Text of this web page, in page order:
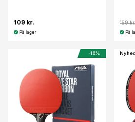
109 kr.
På lager
159 kr.
På
-16% Nyhed